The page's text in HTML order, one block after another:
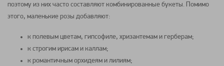
поэтому из них часто составляют комбинированные букеты. Помимо
этого, маленькие розы добавляют:
к полевым цветам, гипсофиле, хризантемам и герберам;
к строгим ирисам и каллам;
к романтичным орхидеям и лилиям;